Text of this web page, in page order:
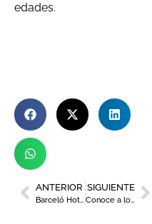
edades.
ANTERIOR
Barceló Hotel Group firma una alianza con Grupo Fuertes para gestionar sus hoteles
SIGUIENTE
Conoce a los chefs que hacen brillar tres nuevos Soles Repsol en Murcia